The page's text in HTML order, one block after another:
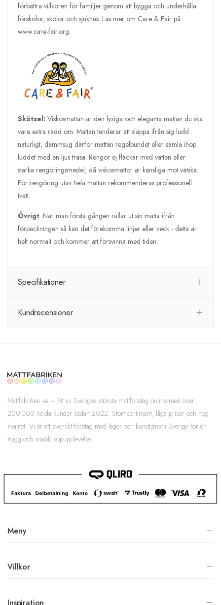
förbättra villkoren för familjer genom att bygga och underhålla
förskolor, skolor och sjukhus. Läs mer om Care & Fair på
www.care-fair.org.
Skötsel: Viskosmattan är den lyxiga och eleganta mattan du ska
vara extra rädd om. Mattan tenderar att släppa ifrån sig ludd
naturligt, dammsug därför mattan regelbundet eller samla ihop
luddet med en ljus trasa. Rengör ej fläckar med vatten eller
starka rengöringsmedel, då viskosmattor är känsliga mot vätska.
För rengöring utav hela mattan rekommenderas professionell
tvätt.
Övrigt: När man första gången rullar ut sin matta ifrån
förpackningen så kan det förekomma linjer eller veck - detta är
helt normalt och kommer att försvinna med tiden.
Specifikationer
Kundrecensioner
Mattfabriken.se – Ett av Sveriges största mattföretag online med över
200 000 nöjda kunder sedan 2022. Stort sortiment, låga priser och hög
kvalitet. Vi är ett svenskt företag med lager och kundtjänst i Sverige för en
trygg och snabb köpupplevelse.
Meny
Villkor